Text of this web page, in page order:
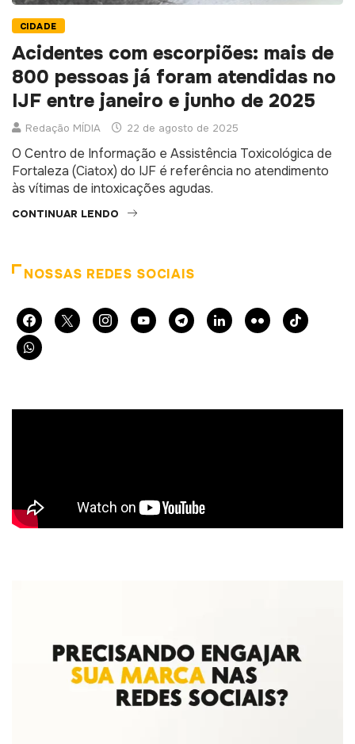
CIDADE
Acidentes com escorpiões: mais de
800 pessoas já foram atendidas no
IJF entre janeiro e junho de 2025
Redação MÍDIA 22 de agosto de 2025
O Centro de Informação e Assistência Toxicológica de
Fortaleza (Ciatox) do IJF é referência no atendimento
às vítimas de intoxicações agudas.
CONTINUAR LENDO
NOSSAS REDES SOCIAIS